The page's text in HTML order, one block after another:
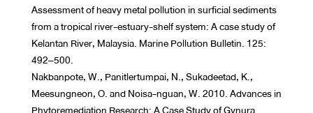
Assessment of heavy metal pollution in surficial sediments
from a tropical river-estuary-shelf system: A case study of
Kelantan River, Malaysia. Marine Pollution Bulletin. 125:
492–500.
Nakbanpote, W., Panitlertumpai, N., Sukadeetad, K.,
Meesungneon, O. and Noisa-nguan, W. 2010. Advances in